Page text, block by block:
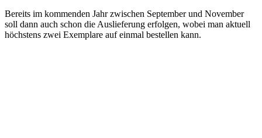
Bereits im kommenden Jahr zwischen September und November
soll dann auch schon die Auslieferung erfolgen, wobei man aktuell
höchstens zwei Exemplare auf einmal bestellen kann.